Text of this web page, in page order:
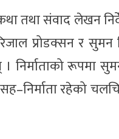
तथा संवाद लेखन
प्रोडक्सन र सुमन
। निर्माताको रूपमा
रहेको